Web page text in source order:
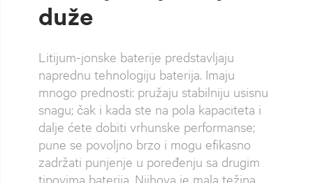
duže
Litijum-jonske baterije predstavljaju
naprednu tehnologiju baterija. Imaju
mnogo prednosti: pružaju stabilniju usisnu
snagu; čak i kada ste na pola kapaciteta i
dalje ćete dobiti vrhunske performanse;
pune se povoljno brzo i mogu efikasno
zadržati punjenje u poređenju sa drugim
tipovima baterija. Njihova je mala težina,